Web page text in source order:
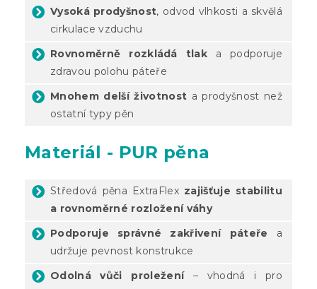
Vysoká prodyšnost, odvod vlhkosti a skvělá
cirkulace vzduchu
Rovnoměrně rozkládá tlak a podporuje
zdravou polohu páteře
Mnohem delší životnost a prodyšnost než
ostatní typy pěn
Materiál - PUR pěna
Středová pěna ExtraFlex zajišťuje stabilitu
a rovnoměrné rozložení váhy
Podporuje správné zakřivení páteře a
udržuje pevnost konstrukce
Odolná vůči proležení– vhodná i pro